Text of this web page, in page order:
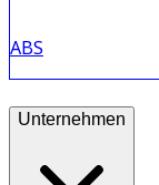
ABS
Unternehmen